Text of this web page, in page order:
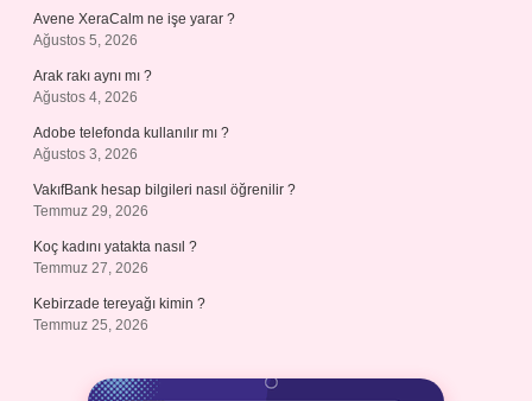
Avene XeraCalm ne işe yarar ?
Ağustos 5, 2026
Arak rakı aynı mı ?
Ağustos 4, 2026
Adobe telefonda kullanılır mı ?
Ağustos 3, 2026
VakıfBank hesap bilgileri nasıl öğrenilir ?
Temmuz 29, 2026
Koç kadını yatakta nasıl ?
Temmuz 27, 2026
Kebirzade tereyağı kimin ?
Temmuz 25, 2026